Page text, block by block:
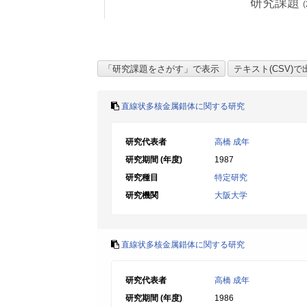
研究課題 (
直線状多核金属錯体に関する研究
研究代表者
高橋 成年
研究期間 (年度)
1987
研究種目
特定研究
研究機関
大阪大学
直線状多核金属錯体に関する研究
研究代表者
高橋 成年
研究期間 (年度)
1986